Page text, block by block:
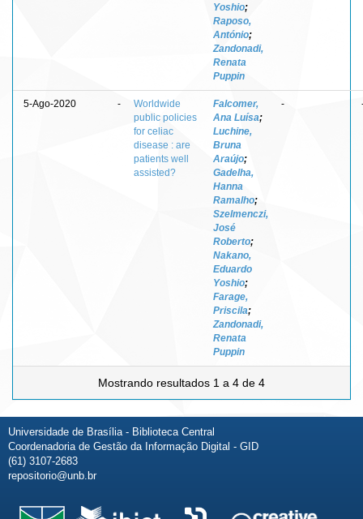
Yoshio;
Raposo,
António;
Zandonadi,
Renata
Puppin
5-Ago-2020 -
Worldwide
public policies
for celiac
disease : are
patients well
assisted?
Falcomer,
Ana Luísa;
Luchine,
Bruna
Araújo;
Gadelha,
Hanna
Ramalho;
Szelmenczi,
José
Roberto;
Nakano,
Eduardo
Yoshio;
Farage,
Priscila;
Zandonadi,
Renata
Puppin
-
Mostrando resultados 1 a 4 de 4
Universidade de Brasília - Biblioteca Central
Coordenadoria de Gestão da Informação Digital - GID
(61) 3107-2683
repositorio@unb.br